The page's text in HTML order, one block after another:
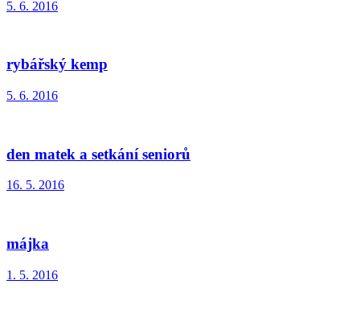
5. 6. 2016
rybářský kemp
5. 6. 2016
den matek a setkání seniorů
16. 5. 2016
májka
1. 5. 2016